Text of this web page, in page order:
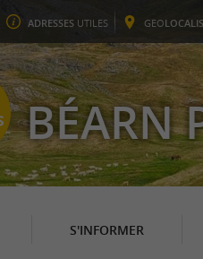
ADRESSES UTILES GEO
BÉARN
S'INFORMER